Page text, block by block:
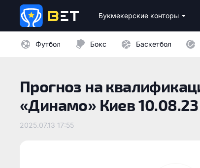
Букмекерские конторы
Футбол Бокс Баскетбол
Прогноз на
«Динамо» Киев 10.08.23
2025.07.13 17:55